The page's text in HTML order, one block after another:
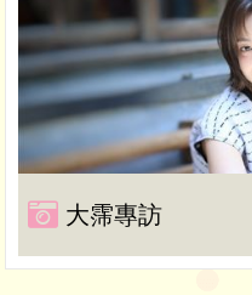
大霈專訪